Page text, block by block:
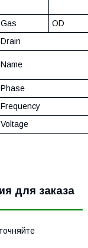
Gas OD
Drain
Name
Phase
Frequency
Voltage
для заказа